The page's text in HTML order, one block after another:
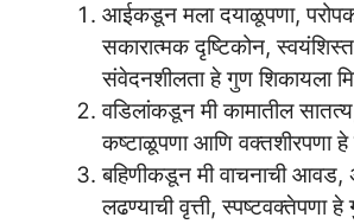
आईकडून मला दयाळूपणा,
सकारात्मक दृष्टिकोन,
संवेदनशीलता हे गुण शिकायला
वडिलांकडून मी कामातील
कष्टाळूपणा आणि वक्तशीरपणा
बहिणीकडून मी वाचनाची आवड,
लढण्याची वृत्ती, स्पष्टवक्तेपणा